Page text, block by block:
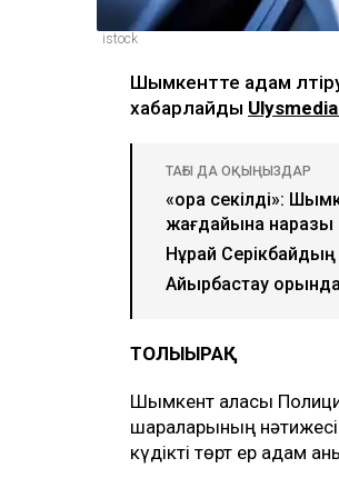
istock
Шымкентте адам
хабарлайды
ТАҒЫ ДА ОҚЫҢЫЗДАР
«Қора секілді»:
жағдайына
Нұрай Серікбайдың
Айырбастау
ТОЛЫҒЫРАҚ
Шымкент қаласы
шараларының
күдікті төрт ер адам